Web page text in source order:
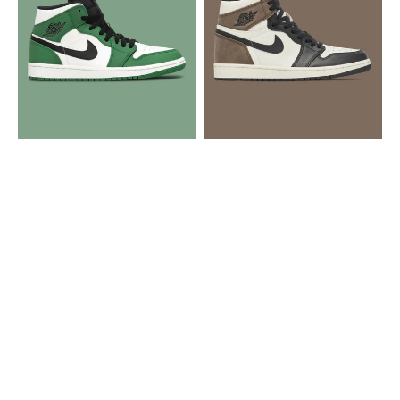
Retro
Pine
Green
Retro
High
Dark
Mocha